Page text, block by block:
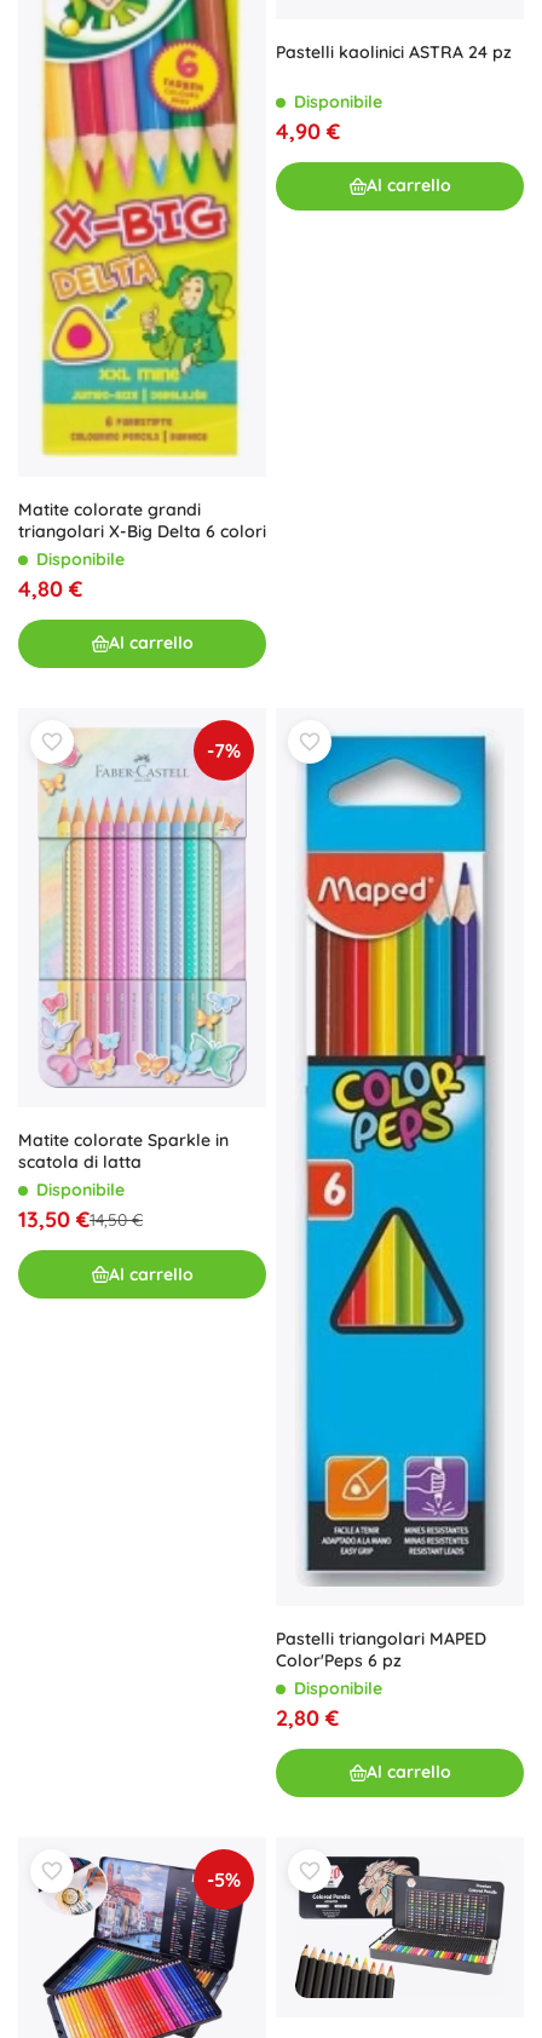
Matite colorate grandi
triangolari X-Big Delta 6 colori
Disponibile
4,80 €
Al carrello
Pastelli kaolinici ASTRA 24 pz
Disponibile
4,90 €
Al carrello
-7%
Matite colorate Sparkle in
scatola di latta
Disponibile
13,50 €14,50 €
Al carrello
Pastelli triangolari MAPED
Color'Peps 6 pz
Disponibile
2,80 €
Al carrello
-5%